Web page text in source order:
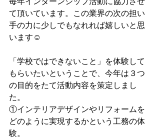
て頂いています。この業界の次の担い
手の力に少しでもなれれば嬉しいと思
います☺️
「学校ではできないこと」を体験して
もらいたいということで、今年は３つ
の目的をたて活動内容を策定しまし
た。
①インテリアデザインやリフォームを
どのように実現するかという工務の体
験。